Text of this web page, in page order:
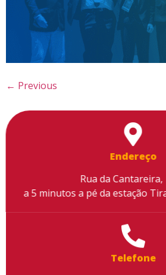
← Previous
Endereço
Rua da Cantareira,
a 5 minutos a pé da estação
Telefone